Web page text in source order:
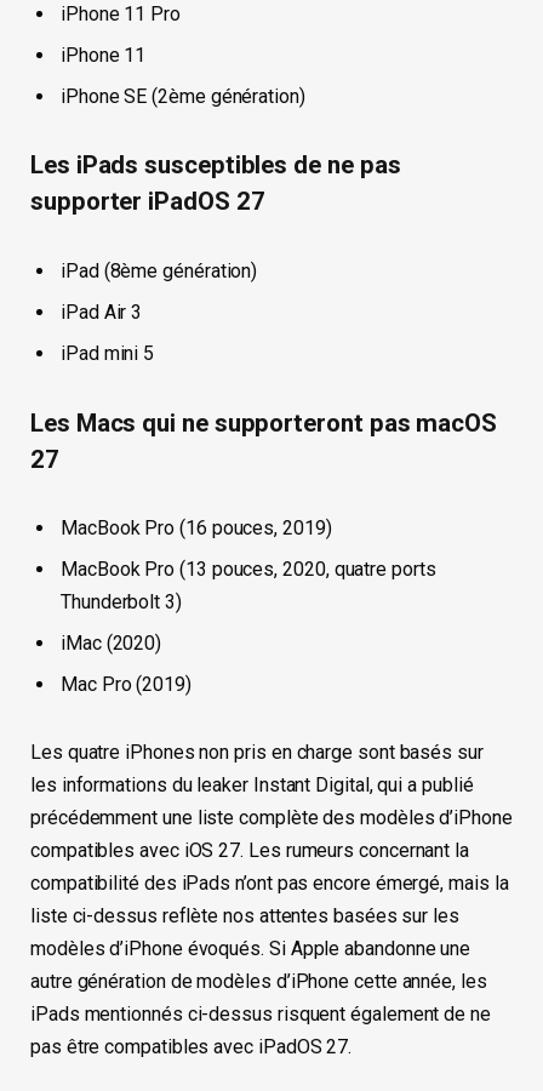
iPhone 11 Pro
iPhone 11
iPhone SE (2ème génération)
Les iPads susceptibles de ne pas
supporter iPadOS 27
iPad (8ème génération)
iPad Air 3
iPad mini 5
Les Macs qui ne supporteront pas macOS
27
MacBook Pro (16 pouces, 2019)
MacBook Pro (13 pouces, 2020, quatre ports
Thunderbolt 3)
iMac (2020)
Mac Pro (2019)
Les quatre iPhones non pris en charge sont basés sur
les informations du leaker Instant Digital, qui a publié
précédemment une liste complète des modèles d’iPhone
compatibles avec iOS 27. Les rumeurs concernant la
compatibilité des iPads n’ont pas encore émergé, mais la
liste ci-dessus reflète nos attentes basées sur les
modèles d’iPhone évoqués. Si Apple abandonne une
autre génération de modèles d’iPhone cette année, les
iPads mentionnés ci-dessus risquent également de ne
pas être compatibles avec iPadOS 27.